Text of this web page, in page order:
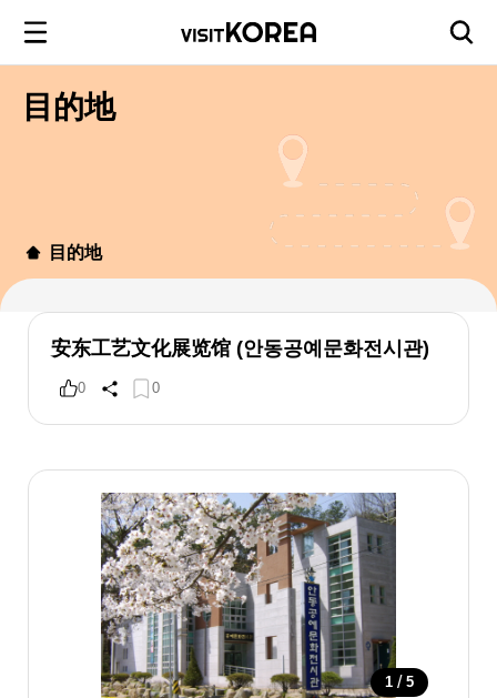
目的地
目的地
安东工艺文化展览馆 (안동공예문화전시관)
0 0
1 / 5